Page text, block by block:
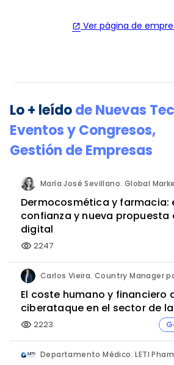
open_in_new Ver página de
Lo + leídodeNuevas
Eventos y Congresos,
Gestión de Empresas
Dermocosmética y farmacia:
confianza y nueva propuesta
digital
visibility 2247
El coste humano y financiero
ciberataque en el sector de
visibility 2223
Departamento Médico. LETI